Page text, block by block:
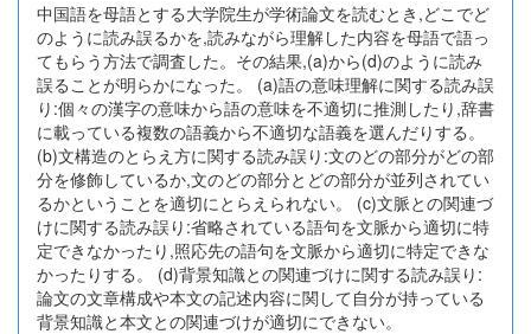
中国語を母語とする大学院生が学術論文を読むとき,どこでど
のように読み誤るかを,読みながら理解した内容を母語で語っ
てもらう方法で調査した。その結果,(a)から(d)のように読み
誤ることが明らかになった。 (a)語の意味理解に関する読み誤
り:個々の漢字の意味から語の意味を不適切に推測したり,辞書
に載っている複数の語義から不適切な語義を選んだりする。
(b)文構造のとらえ方に関する読み誤り:文のどの部分がどの部
分を修飾しているか,文のどの部分とどの部分が並列されてい
るかということを適切にとらえられない。 (c)文脈との関連づ
けに関する読み誤り:省略されている語句を文脈から適切に特
定できなかったり,照応先の語句を文脈から適切に特定できな
かったりする。 (d)背景知識との関連づけに関する読み誤り:
論文の文章構成や本文の記述内容に関して自分が持っている
背景知識と本文との関連づけが適切にできない。